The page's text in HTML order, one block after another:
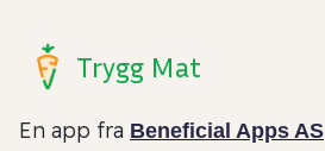
Trygg Mat
En app fra Beneficial Apps AS